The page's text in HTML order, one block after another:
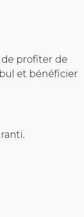
de profiter de
et bénéficier